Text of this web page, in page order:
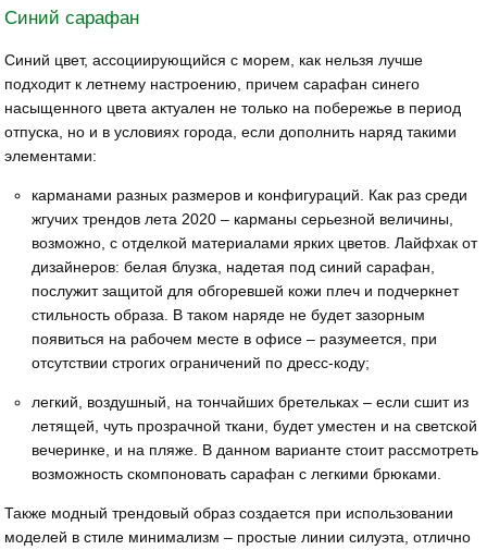
Синий сарафан
Синий цвет, ассоциирующийся с морем, как нельзя лучше
подходит к летнему настроению, причем сарафан синего
насыщенного цвета актуален не только на побережье в период
отпуска, но и в условиях города, если дополнить наряд такими
элементами:
карманами разных размеров и конфигураций. Как раз среди
жгучих трендов лета 2020 – карманы серьезной величины,
возможно, с отделкой материалами ярких цветов. Лайфхак от
дизайнеров: белая блузка, надетая под синий сарафан,
послужит защитой для обгоревшей кожи плеч и подчеркнет
стильность образа. В таком наряде не будет зазорным
появиться на рабочем месте в офисе – разумеется, при
отсутствии строгих ограничений по дресс-коду;
легкий, воздушный, на тончайших бретельках – если сшит из
летящей, чуть прозрачной ткани, будет уместен и на светской
вечеринке, и на пляже. В данном варианте стоит рассмотреть
возможность скомпоновать сарафан с легкими брюками.
Также модный трендовый образ создается при использовании
моделей в стиле минимализм – простые линии силуэта, отлично